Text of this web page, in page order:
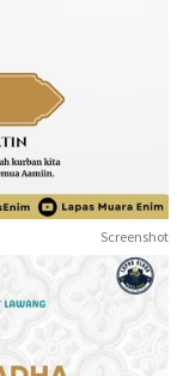
Screenshot